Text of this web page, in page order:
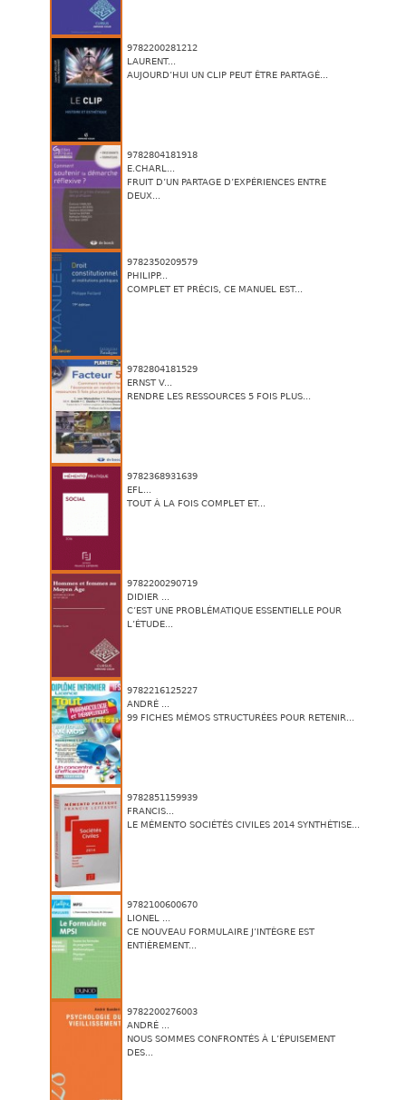
9782200281212
LAURENT...
AUJOURD’HUI UN CLIP PEUT ÊTRE PARTAGÉ...
9782804181918
E.CHARL...
FRUIT D’UN PARTAGE D’EXPÉRIENCES ENTRE
DEUX...
9782350209579
PHILIPP...
COMPLET ET PRÉCIS, CE MANUEL EST...
9782804181529
ERNST V...
RENDRE LES RESSOURCES 5 FOIS PLUS...
9782368931639
EFL...
TOUT À LA FOIS COMPLET ET...
9782200290719
DIDIER ...
C’EST UNE PROBLÉMATIQUE ESSENTIELLE POUR
L’ÉTUDE...
9782216125227
ANDRÉ ...
99 FICHES MÉMOS STRUCTURÉES POUR RETENIR...
9782851159939
FRANCIS...
LE MÉMENTO SOCIÉTÉS CIVILES 2014 SYNTHÉTISE...
9782100600670
LIONEL ...
CE NOUVEAU FORMULAIRE J’INTÈGRE EST
ENTIÈREMENT...
9782200276003
ANDRÉ ...
NOUS SOMMES CONFRONTÉS À L’ÉPUISEMENT
DES...